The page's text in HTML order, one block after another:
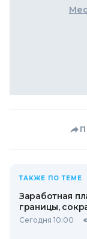
ТАКЖЕ ПО ТЕМЕ
Заработная
границы,
Сегодня 10:00